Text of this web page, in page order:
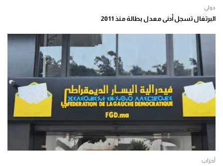
دولي
البرتغال تسجل أدنى معدل بطالة منذ 2011
أحزاب